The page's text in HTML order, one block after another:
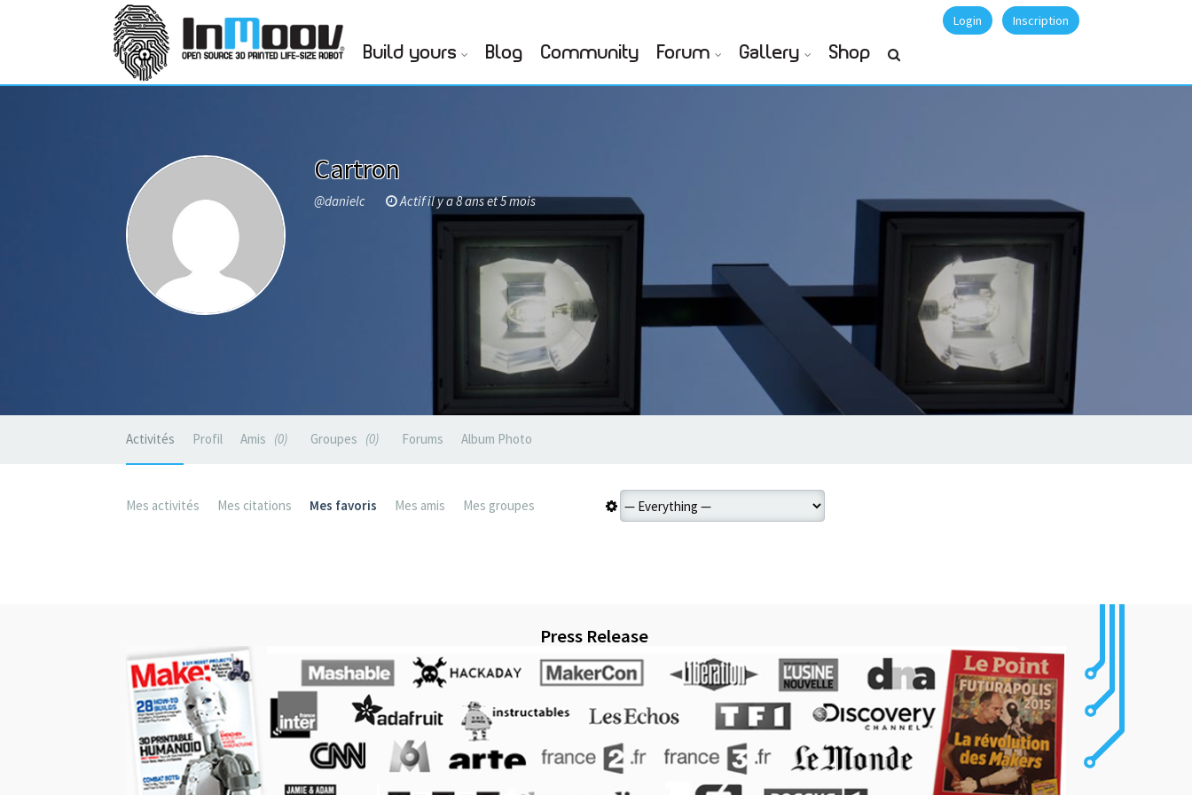
Login Inscription
Build yours Blog Community Forum Gallery Shop
Cartron
@danielc Actif il y a 8 ans et 5 mois
Activités Profil Amis 0 Groupes 0 Forums Album Photo
Mes activités Mes citations Mes favoris Mes amis Mes groupes
Press Release